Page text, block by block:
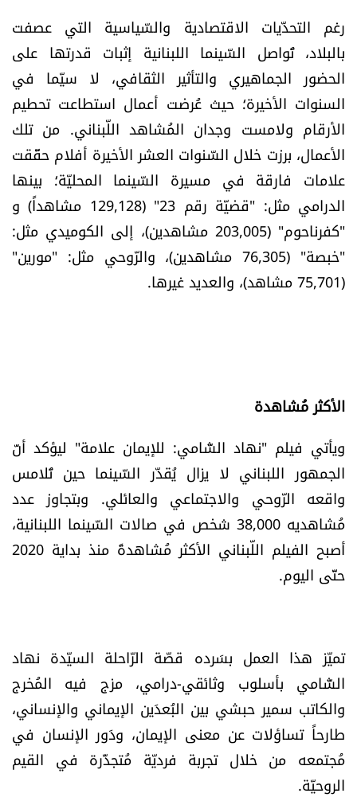
اقرأ تضحك
كاميرا
سجالات
صحّة وصحن
الرياضة
منوّعات
فيديو
من نحن
للتواصل معنا
شروط الاستخدام
شروط الإشتراك
رغم التحدّيات الاقتصادية والسّياسية التي عصفت
بالبلاد، تُواصل السّينما اللبنانية إثبات قدرتها على
الحضور الجماهيري والتأثير الثقافي، لا سيّما في
السنوات الأخيرة؛ حيث عُرضت أعمال استطاعت تحطيم
الأرقام ولامست وجدان المُشاهد اللّبناني. من تلك
الأعمال، برزت خلال السّنوات العشر الأخيرة أفلام حقّقت
علامات فارقة في مسيرة السّينما المحليّة؛ بينها
الدرامي مثل: "قضيّة رقم 23" (129,128 مشاهداً) و
"كفرناحوم" (203,005 مشاهدين)، إلى الكوميدي مثل:
"خبصة" (76,305 مشاهدين)، والرّوحي مثل: "مورين"
(75,701 مشاهد)، والعديد غيرها.
الأكثر مُشاهدة
ويأتي فيلم "نهاد الشّامي: للإيمان علامة" ليؤكد أنّ
الجمهور اللبناني لا يزال يُقدّر السّينما حين تُلامس
واقعه الرّوحي والاجتماعي والعائلي. وبتجاوز عدد
مُشاهديه 38,000 شخص في صالات السّينما اللبنانية،
أصبح الفيلم اللّبناني الأكثر مُشاهدةً منذ بداية 2020
حتّى اليوم.
تميّز هذا العمل بسَرده قصّة الرّاحلة السيّدة نهاد
الشّامي بأسلوب وثائقي-درامي، مزج فيه المُخرج
والكاتب سمير حبشي بين البُعدَين الإيماني والإنساني،
طارحاً تساؤلات عن معنى الإيمان، ودَور الإنسان في
مُجتمعه من خلال تجربة فرديّة مُتجذّرة في القيم
الروحيّة.